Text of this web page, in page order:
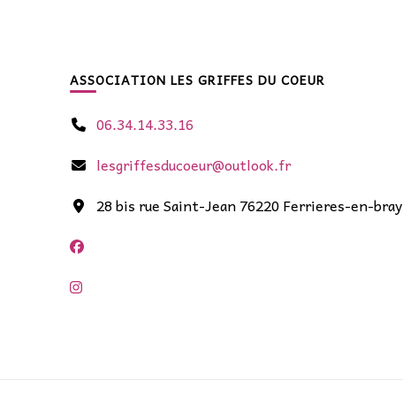
ASSOCIATION LES GRIFFES DU COEUR
06.34.14.33.16
lesgriffesducoeur@outlook.fr
28 bis rue Saint-Jean 76220 Ferrieres-en-bray